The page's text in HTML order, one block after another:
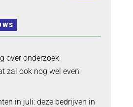
over onderzoek
zal ook nog wel even
in juli: deze bedrijven in